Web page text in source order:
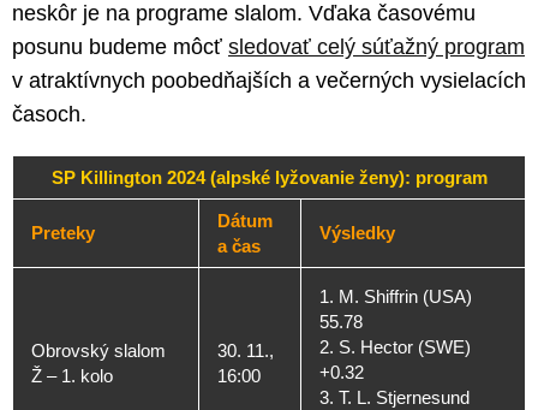
neskôr je na programe slalom. Vďaka časovému
posunu budeme môcť sledovať celý súťažný program
v atraktívnych poobedňajších a večerných vysielacích
časoch.
SP Killington 2024 (alpské lyžovanie ženy): program
Preteky
Dátum
a čas
Výsledky
Obrovský slalom
Ž – 1. kolo
30. 11.,
16:00
1. M. Shiffrin (USA)
55.78
2. S. Hector (SWE)
+0.32
3. T. L. Stjernesund